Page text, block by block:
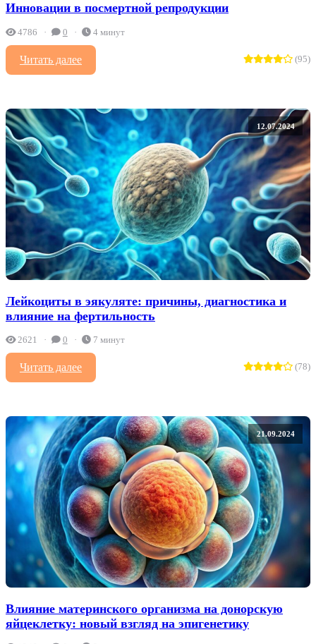
Инновации в посмертной репродукции
4786 0 4 минут
Читать далее (95)
12.07.2024
Лейкоциты в эякуляте: причины, диагностика и
влияние на фертильность
2621 0 7 минут
Читать далее (78)
21.09.2024
Влияние материнского организма на донорскую
яйцеклетку: новый взгляд на эпигенетику